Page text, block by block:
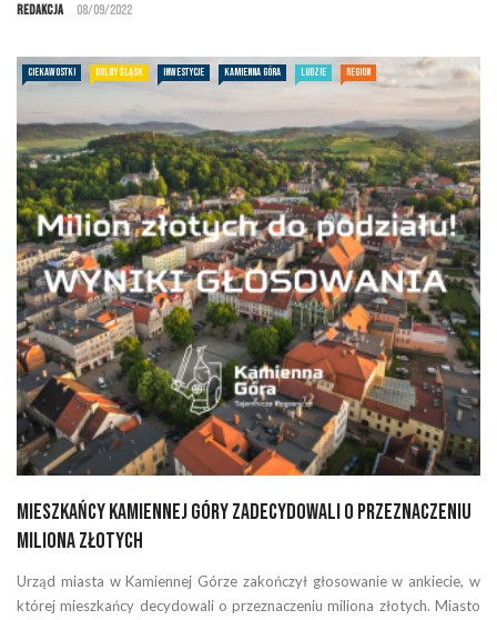
Redakcja 08/09/2022
CIEKAWOSTKI DOLNY ŚLĄSK INWESTYCJE KAMIENNA GÓRA LUDZIE REGION
Mieszkańcy Kamiennej Góry zadecydowali o przeznaczeniu
miliona złotych
Urząd miasta w Kamiennej Górze zakończył głosowanie w ankiecie, w
której mieszkańcy decydowali o przeznaczeniu miliona złotych. Miasto